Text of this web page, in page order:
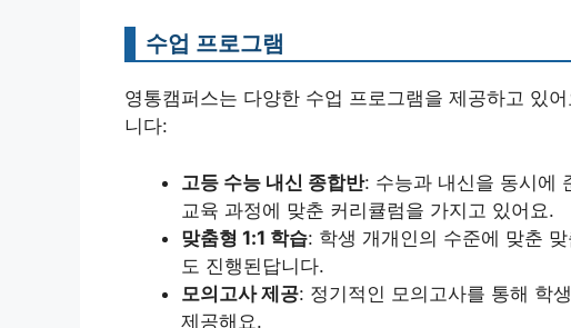
수업 프로그램
영통캠퍼스는 다양한 수업 프로그램을 제공하고 있
니다:
고등 수능 내신 종합반: 수능과 내신을 동시에
교육 과정에 맞춘 커리큘럼을 가지고 있어요.
맞춤형 1:1 학습: 학생 개개인의 수준에 맞춘
도 진행된답니다.
모의고사 제공: 정기적인 모의고사를 통해 학
제공해요.